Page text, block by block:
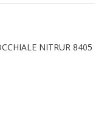
NITRUR 8405